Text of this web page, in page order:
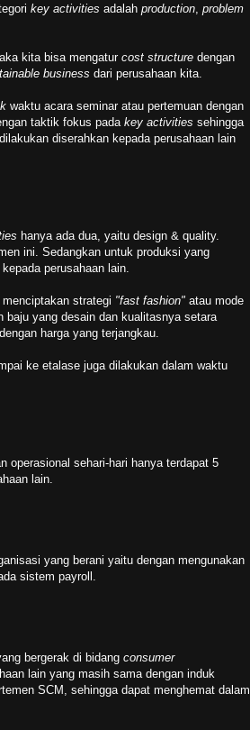
key activities adalah production problem
kita bisa mengatur cost structure dengan
business dari perusahaan kita.
waktu acara seminar atau pertemuan dengan
taktik fokus pada key activities sehingga
diserahkan kepada perusahaan lain
hanya ada dua, yaitu design & quality.
ini. Sedangkan untuk produksi yang
perusahaan lain.
strategi "fast fashion" atau mode
baju yang desain dan kualitasnya setara
harga yang terjangkau.
ke etalase juga dilakukan dalam waktu
operasional sehari-hari hanya terdapat 5
lain.
yang berani yaitu dengan mengunakan
sistem payroll.
bergerak di bidang consumer
lain yang masih sama dengan induk
SCM, sehingga dapat menghemat dalam